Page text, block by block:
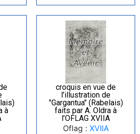
à
croquis en vue de
l’illustration de
"Gargantua" (Rabelais)
faits par A. Oldra à
l’OFLAG XVIIA
Oflag : XVIIA